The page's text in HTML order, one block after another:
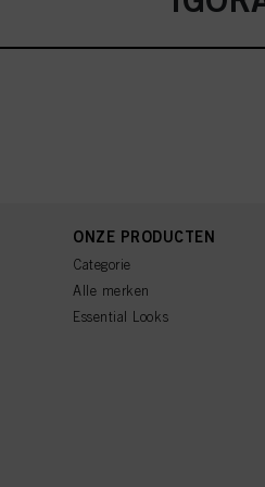
ONZE PRODUCTEN
Categorie
Alle merken
Essential Looks